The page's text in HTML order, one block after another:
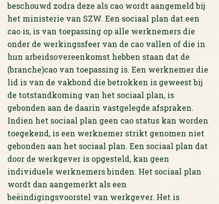
beschouwd zodra deze als cao wordt aangemeld bij
het ministerie van SZW. Een sociaal plan dat een
cao is, is van toepassing op alle werknemers die
onder de werkingssfeer van de cao vallen of die in
hun arbeidsovereenkomst hebben staan dat de
(branche)cao van toepassing is. Een werknemer die
lid is van de vakbond die betrokken is geweest bij
de totstandkoming van het sociaal plan, is
gebonden aan de daarin vastgelegde afspraken.
Indien het sociaal plan geen cao status kan worden
toegekend, is een werknemer strikt genomen niet
gebonden aan het sociaal plan. Een sociaal plan dat
door de werkgever is opgesteld, kan geen
individuele werknemers binden. Het sociaal plan
wordt dan aangemerkt als een
beëindigingsvoorstel van werkgever. Het is